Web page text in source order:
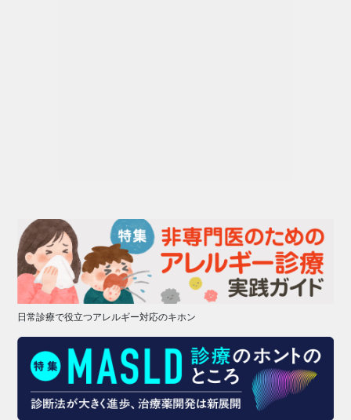
日常診療で役立つアレルギー対応のキホン